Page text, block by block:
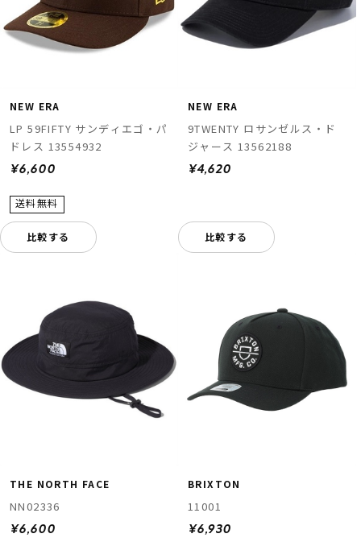
NEW ERA
LP 59FIFTY サンディエゴ・パ
ドレス 13554932
¥6,600
比較する
NEW ERA
9TWENTY ロサンゼルス・ド
ジャース 13562188
¥4,620
比較する
THE NORTH FACE
NN02336
¥6,600
BRIXTON
11001
¥6,930